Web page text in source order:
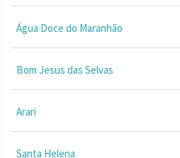
Água Doce do Maranhão
Bom Jesus das Selvas
Arari
Santa Helena